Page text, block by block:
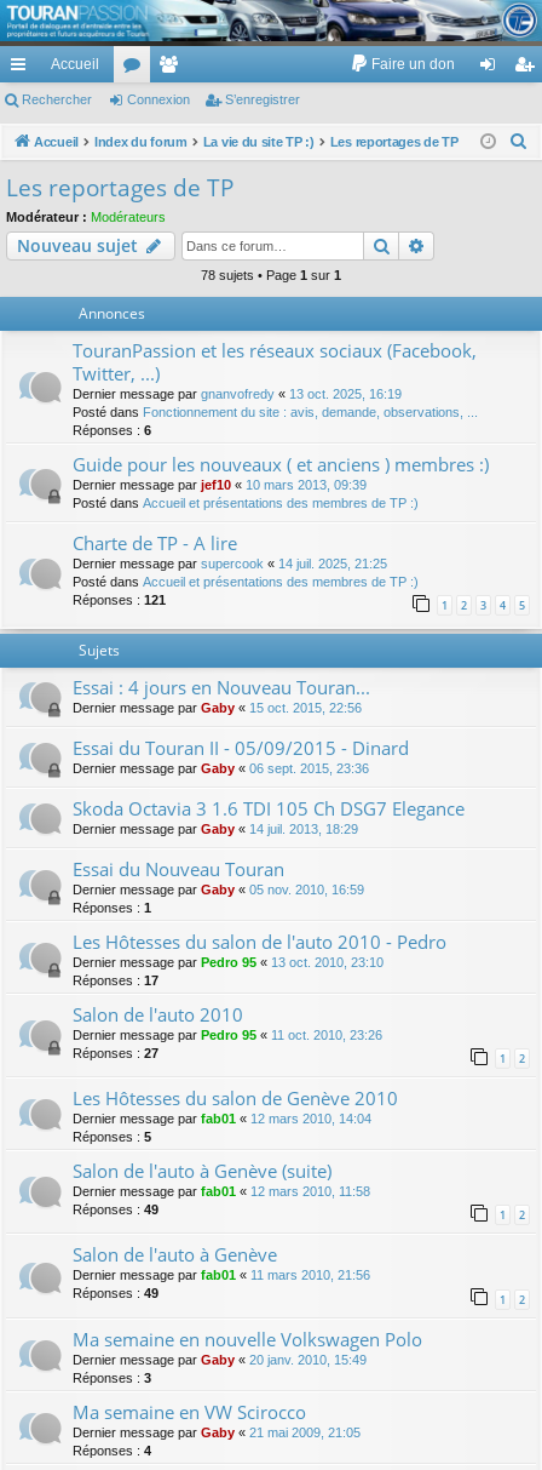
TouranPassion
Le forum des propriétaires ou futurs acquéreurs du Volkswagen Touran
cc
ès
pi
de
Accueil
or
u
e
m
Faire un don
ne nr
Rechercher Connexion S’enregistrer
Accueil Index du forum La vie du site TP :) Les reportages de TP
c
Les reportages de TP
Modérateur : Modérateurs
Nouveau sujet Rechercher
78 sujets • Page 1 sur 1
Annonces
TouranPassion et les réseaux sociaux (Facebook,
Twitter, ...)
Dernier message par gnanvofredy « 13 oct. 2025, 16:19
Posté dans Fonctionnement du site : avis, demande, observations, ...
Réponses : 6
Guide pour les nouveaux ( et anciens ) membres :)
Dernier message par jef10 « 10 mars 2013, 09:39
Posté dans Accueil et présentations des membres de TP :)
Charte de TP - A lire
Dernier message par supercook « 14 juil. 2025, 21:25
Posté dans Accueil et présentations des membres de TP :)
Réponses : 121 1 2 3 4 5
Sujets
Essai : 4 jours en Nouveau Touran...
Dernier message par Gaby « 15 oct. 2015, 22:56
Essai du Touran II - 05/09/2015 - Dinard
Dernier message par Gaby « 06 sept. 2015, 23:36
Skoda Octavia 3 1.6 TDI 105 Ch DSG7 Elegance
Dernier message par Gaby « 14 juil. 2013, 18:29
Essai du Nouveau Touran
Dernier message par Gaby « 05 nov. 2010, 16:59
Réponses : 1
Les Hôtesses du salon de l'auto 2010 - Pedro
Dernier message par Pedro 95 « 13 oct. 2010, 23:10
Réponses : 17
Salon de l'auto 2010
Dernier message par Pedro 95 « 11 oct. 2010, 23:26
Réponses : 27 1 2
Les Hôtesses du salon de Genève 2010
Dernier message par fab01 « 12 mars 2010, 14:04
Réponses : 5
Salon de l'auto à Genève (suite)
Dernier message par fab01 « 12 mars 2010, 11:58
Réponses : 49 1 2
Salon de l'auto à Genève
Dernier message par fab01 « 11 mars 2010, 21:56
Réponses : 49 1 2
Ma semaine en nouvelle Volkswagen Polo
Dernier message par Gaby « 20 janv. 2010, 15:49
Réponses : 3
Ma semaine en VW Scirocco
Dernier message par Gaby « 21 mai 2009, 21:05
Réponses : 4